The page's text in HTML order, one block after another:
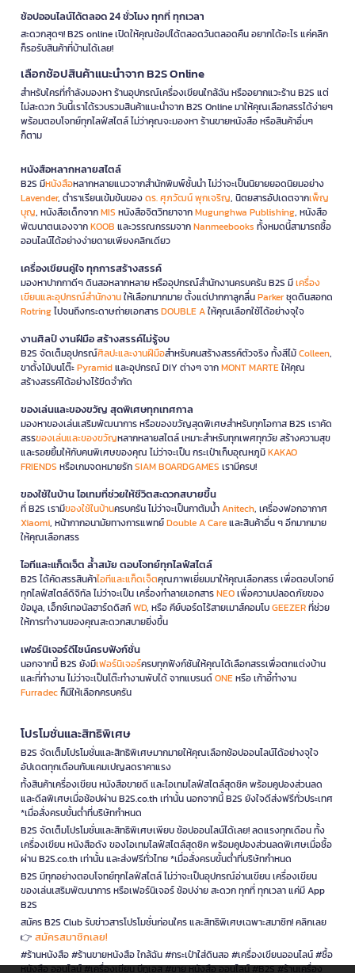
ช้อปออนไลน์ได้ตลอด 24 ชั่วโมง ทุกที่ ทุกเวลา
สะดวกสุดๆ! B2S online เปิดให้คุณช้อปได้ตลอดวันตลอดคืน อยากได้อะไร แค่คลิก
ก็รอรับสินค้าที่บ้านได้เลย!
เลือกช้อปสินค้าแนะนำจาก B2S Online
สำหรับใครที่กำลังมองหา ร้านอุปกรณ์เครื่องเขียนใกล้ฉัน หรืออยากแวะร้าน B2S แต่
ไม่สะดวก วันนี้เราได้รวบรวมสินค้าแนะนำจาก B2S Online มาให้คุณเลือกสรรได้ง่ายๆ
พร้อมตอบโจทย์ทุกไลฟ์สไตล์ ไม่ว่าคุณจะมองหา ร้านขายหนังสือ หรือสินค้าอื่นๆ
ก็ตาม
หนังสือหลากหลายสไตล์
B2S มีหนังสือหลากหลายแนวจากสำนักพิมพ์ชั้นนำ ไม่ว่าจะเป็นนิยายยอดนิยมอย่าง
Lavender, ตำราเรียนเข้มข้นของดร. ศุภวัฒน์ พุกเจริญ, นิตยสารอัปเดตจากเพ็ญ
บุญ, หนังสือเด็กจากMIS หนังสือจิตวิทยาจากMugunghwa Publishing, หนังสือ
พัฒนาตนเองจากKOOB และวรรณกรรมจากNanmeebooks ทั้งหมดนี้สามารถซื้อ
ออนไลน์ได้อย่างง่ายดายเพียงคลิกเดียว
เครื่องเขียนคู่ใจ ทุกการสร้างสรรค์
มองหาปากกาดีๆ ดินสอหลากหลาย หรืออุปกรณ์สำนักงานครบครัน B2S มีเครื่อง
เขียนและอุปกรณ์สำนักงานให้เลือกมากมาย ตั้งแต่ปากกาลูกลื่นParkerชุดดินสอกด
Rotringไปจนถึงกระดาษถ่ายเอกสารDOUBLE Aให้คุณเลือกใช้ได้อย่างจุใจ
งานศิลป์ งานฝีมือ สร้างสรรค์ไม่รู้จบ
B2S จัดเต็มอุปกรณ์ศิลปะและงานฝีมือสำหรับคนสร้างสรรค์ตัวจริง ทั้งสีไม้Colleen,
ขาตั้งไม้บนโต๊ะPyramidและอุปกรณ์ DIY ต่างๆ จากMONT MARTEให้คุณ
สร้างสรรค์ได้อย่างไร้ขีดจำกัด
ของเล่นและของขวัญ สุดพิเศษทุกเทศกาล
มองหาของเล่นเสริมพัฒนาการ หรือของขวัญสุดพิเศษสำหรับทุกโอกาส B2S เราคัด
สรรของเล่นและของขวัญหลากหลายสไตล์ เหมาะสำหรับทุกเพศทุกวัย สร้างความสุข
และรอยยิ้มให้กับคนพิเศษของคุณ ไม่ว่าจะเป็น กระเป๋าเก็บอุณหภูมิKAKAO
FRIENDS หรือเกมจดหมายรักSIAM BOARDGAMES เรามีครบ!
ของใช้ในบ้าน ไอเทมที่ช่วยให้ชีวิตสะดวกสบายขึ้น
ที่ B2S เรามีของใช้ในบ้านครบครัน ไม่ว่าจะเป็นกาต้มน้ำAnitech, เครื่องฟอกอากาศ
Xiaomi, หน้ากากอนามัยทางการแพทย์Double A Careและสินค้าอื่น ๆ อีกมากมาย
ให้คุณเลือกสรร
ไอทีและแก็ดเจ็ต ล้ำสมัย ตอบโจทย์ทุกไลฟ์สไตล์
B2S ได้คัดสรรสินค้าไอทีและแก็ดเจ็ตคุณภาพเยี่ยมมาให้คุณเลือกสรร เพื่อตอบโจทย์
ทุกไลฟ์สไตล์ดิจิทัล ไม่ว่าจะเป็น เครื่องทำลายเอกสารNEOเพื่อความปลอดภัยของ
ข้อมูล, เอ็กซ์เทอนัลฮาร์ดดิสก์WD, หรือ คีย์บอร์ดไร้สายเมาส์คอมโบGEEZERที่ช่วย
ให้การทำงานของคุณสะดวกสบายยิ่งขึ้น
เฟอร์นิเจอร์ดีไซน์ครบฟังก์ชั่น
นอกจากนี้ B2S ยังมีเฟอร์นิเจอร์ครบทุกฟังก์ชันให้คุณได้เลือกสรรเพื่อตกแต่งบ้าน
และที่ทำงาน ไม่ว่าจะเป็นโต๊ะทำงานพับได้ จากแบรนด์ONEหรือ เก้าอี้ทำงาน
Furradecก็มีให้เลือกครบครัน
โปรโมชั่นและสิทธิพิเศษ
B2S จัดเต็มโปรโมชั่นและสิทธิพิเศษมากมายให้คุณเลือกช้อปออนไลน์ได้อย่างจุใจ
อัปเดตทุกเดือนกับแคมเปญลดราคาแรง
ทั้งสินค้าเครื่องเขียน หนังสือขายดี และไอเทมไลฟ์สไตล์สุดชิค พร้อมคูปองส่วนลด
และดีลพิเศษเมื่อช้อปผ่าน B2S.co.th เท่านั้น นอกจากนี้ B2S ยังใจดีส่งฟรีทั่วประเทศ
*เมื่อสั่งครบขั้นต่ำที่บริษัทกำหนด
B2S จัดเต็มโปรโมชั่นและสิทธิพิเศษเพียบ ช้อปออนไลน์ได้เลย! ลดแรงทุกเดือน ทั้ง
เครื่องเขียน หนังสือดัง ของไอเทมไลฟ์สไตล์สุดชิค พร้อมคูปองส่วนลดพิเศษเมื่อซื้อ
ผ่าน B2S.co.th เท่านั้น และส่งฟรีทั่วไทย *เมื่อสั่งครบขั้นต่ำที่บริษัทกำหนด
B2S มีทุกอย่างตอบโจทย์ทุกไลฟ์สไตล์ ไม่ว่าจะเป็นอุปกรณ์อ่านเขียน เครื่องเขียน
ของเล่นเสริมพัฒนาการ หรือเฟอร์นิเจอร์ ช้อปง่าย สะดวก ทุกที่ ทุกเวลา แค่มี App
B2S
สมัคร B2S Club รับข่าวสารโปรโมชั่นก่อนใคร และสิทธิพิเศษเฉพาะสมาชิก! คลิกเลย
👉 สมัครสมาชิกเลย!
#ร้านหนังสือ #ร้านขายหนังสือ ใกล้ฉัน #กระเป๋าใส่ดินสอ #เครื่องเขียนออนไลน์ #ซื้อ
หนังสือ ออนไลน์ #เครื่องเขียน บีทูเอส #ขาย หนังสือ ออนไลน์ #B2S #ร้านเครื่อง